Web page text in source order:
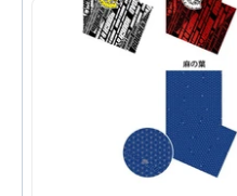
顏色：黑色
尺寸：Φ8.5×25cm
可連接包款：RR9557
內層使用5mm厚的
可連接至與P.A.S系
也可使用隨附的P.A.S